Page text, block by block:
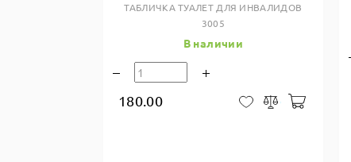
ТАБЛИЧКА ТУАЛЕТ ДЛЯ ИНВАЛИДОВ
3005
В наличии
180.00 В закладки
Сравнить